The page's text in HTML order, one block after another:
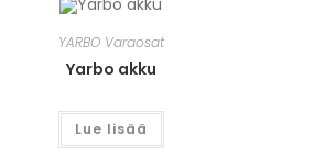
YARBO Varaosat
Yarbo akku
Lue lisää